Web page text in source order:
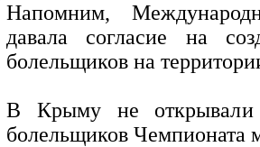
Напомним,
давала согласие на
болельщиков на
В Крыму не открывали
болельщиков Чемпионата